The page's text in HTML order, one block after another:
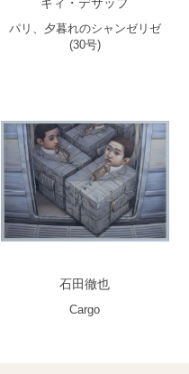
パリ、夕暮れのシャンゼリゼ
(30号)
石田徹也
Cargo